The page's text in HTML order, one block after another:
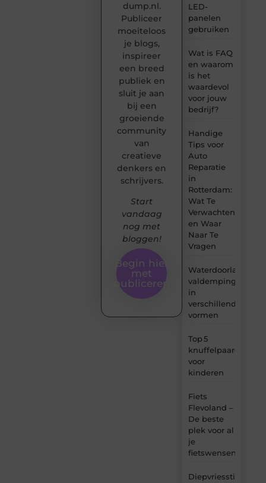
LED-
panelen
gebruiken
Wat is FAQ
en waarom
is het
waardevol
voor jouw
bedrijf?
Handige
Tips voor
Auto
Reparatie
in
Rotterdam:
Wat Te
Verwachten
en Waar
Naar Te
Vragen
Waterdoorlatende
valdemping
in
verschillende
vormen
Top 5
voor
kinderen
Fiets
Flevoland –
De beste
plek voor al
je
fietswensen
Diepvriesstickers
dump.nl.
Publiceer
moeiteloos
je blogs,
inspireer
een breed
publiek en
sluit je aan
bij een
groeiende
community
van
creatieve
denkers en
schrijvers.
Start
vandaag
nog met
bloggen!
Begin hier
met
publiceren